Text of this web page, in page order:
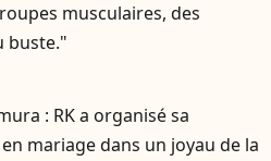
musculaires, des
buste."
: RK a organisé sa
mariage dans un joyau de la